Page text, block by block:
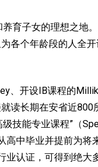
育子女的理想之地
各个年龄段的人全
、开设IB课程的
读长期在安省近
技能专业课程”（
中毕业并提前为
认证，可得到绝